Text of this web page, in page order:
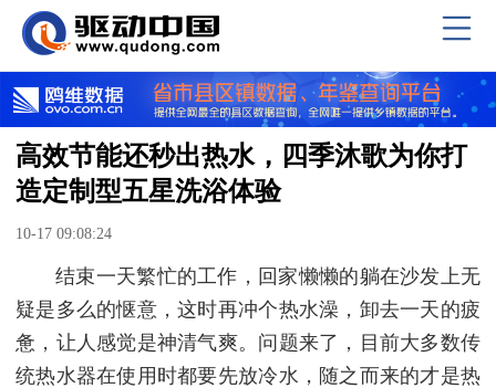
高效节能还秒出热水，四季沐歌为你打
造定制型五星洗浴体验
10-17 09:08:24
结束一天繁忙的工作，回家懒懒的躺在沙发上无
疑是多么的惬意，这时再冲个热水澡，卸去一天的疲
惫，让人感觉是神清气爽。问题来了，目前大多数传
统热水器在使用时都要先放冷水，随之而来的才是热